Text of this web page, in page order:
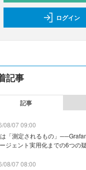
ログイン
記事
記事
08/07 09:00
「測定されるもの」
ジェント実用化までの6つの
08/07 08:00